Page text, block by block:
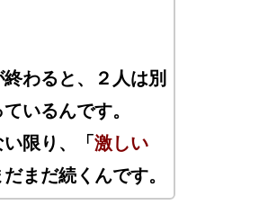
終わると、２人は別
いるんです。
限り、「 激しい
まだ続くんです。